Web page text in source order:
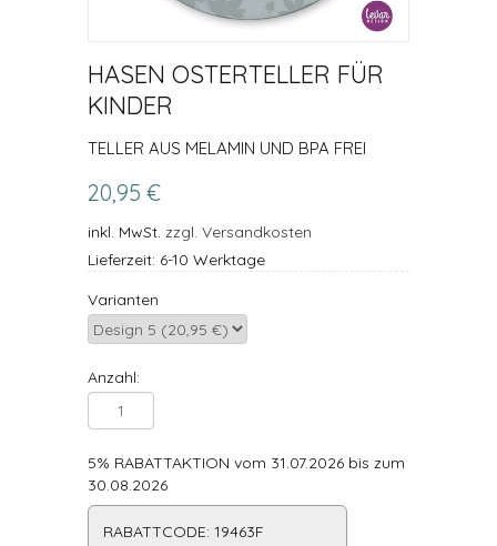
HASEN OSTERTELLER FÜR
KINDER
TELLER AUS MELAMIN UND BPA FREI
20,95 €
inkl. MwSt. zzgl. Versandkosten
Lieferzeit: 6-10 Werktage
Varianten
Anzahl:
5% RABATTAKTION vom 31.07.2026 bis zum
30.08.2026
RABATTCODE: 19463F